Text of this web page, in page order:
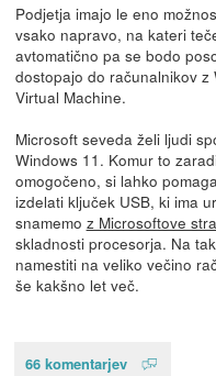
Podjetja imajo le eno
vsako napravo, na kateri
avtomatično pa se bodo
dostopajo do računalnikov
Virtual Machine.
Microsoft seveda želi ljudi
Windows 11. Komur to
omogočeno, si lahko
izdelati ključek USB, ki ima
snamemo z Microsoftove
skladnosti procesorja. Na
namestiti na veliko večino
še kakšno let več.
66 komentarjev